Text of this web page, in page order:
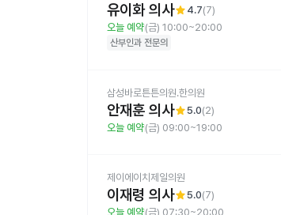
유이화 의사star 4.7(7)
오늘 예약(금) 10:00~20:00
산부인과 전문의
삼성바로튼튼의원.한의원
안재훈 의사star5.0(2)
오늘 예약(금) 09:00~19:00
제이에이치제일의원
이재령 의사star5.0(7)
오늘 예약(금) 07:30~20:00